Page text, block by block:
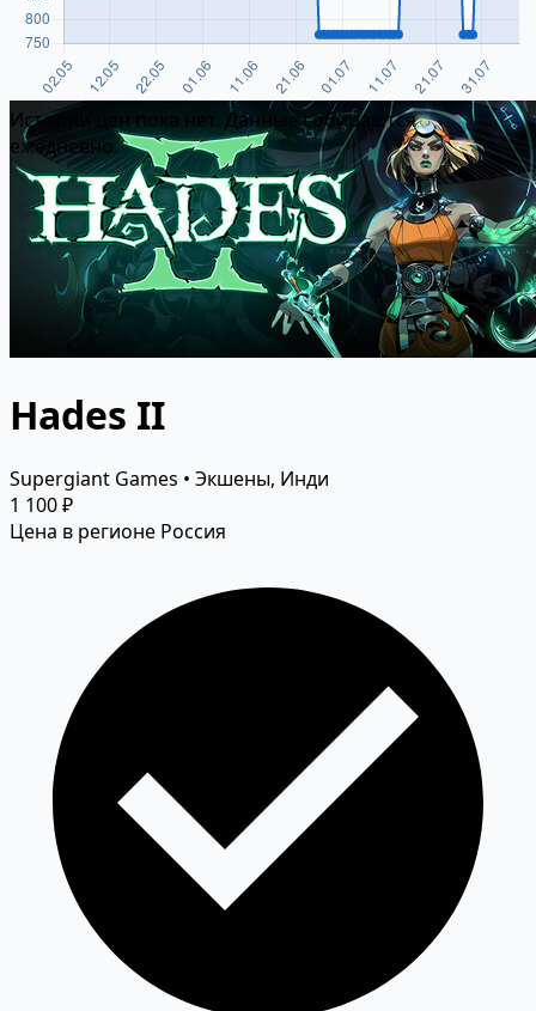
Истории цен пока нет. Данные собираются
ежедневно.
Hades II
Supergiant Games • Экшены, Инди
1 100 ₽
Цена в регионе Россия